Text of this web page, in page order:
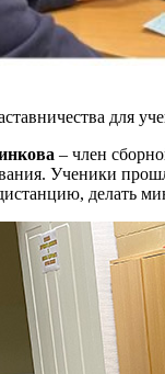
для
– член
Ученики
делать